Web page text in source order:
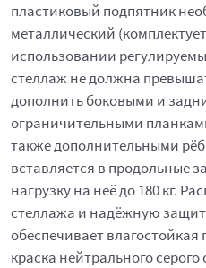
пластиковый подпятник
металлический
использовании
стеллаж не должна
дополнить боковыми и
ограничительными
также дополнительными
вставляется в продольные
нагрузку на неё до 180 кг.
стеллажа и надёжную
обеспечивает
краска нейтрального